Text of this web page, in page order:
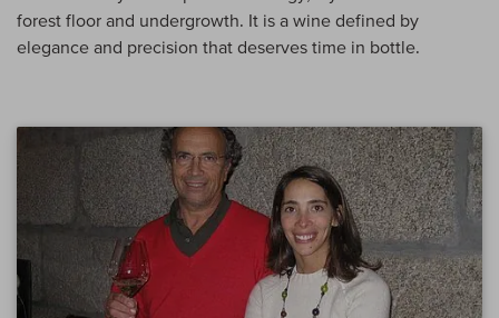
forest floor and undergrowth. It is a wine defined by
elegance and precision that deserves time in bottle.